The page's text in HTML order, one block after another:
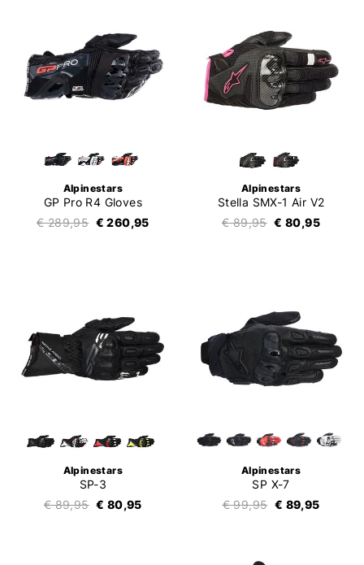
Alpinestars
GP Pro R4 Gloves
€ 289,95 € 260,95
Alpinestars
Stella SMX-1 Air V2
€ 89,95 € 80,95
Alpinestars
SP-3
€ 89,95 € 80,95
Alpinestars
SP X-7
€ 99,95 € 89,95